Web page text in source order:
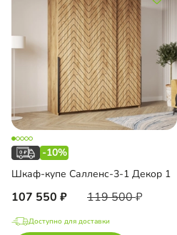
-10%
Шкаф-купе Салленс-3-1 Декор 1
107 550 119 500
Доступно для доставки